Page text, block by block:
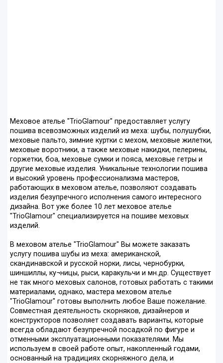
Меховое ателье "TrioGlamour" предоставляет услугу
пошива всевозможных изделий из меха: шубы, полушубки,
меховые пальто, зимние куртки с мехом, меховые жилетки,
меховые воротники, а также меховые накидки, пелерины,
горжетки, боа, меховые сумки и пояса, меховые гетры и
другие меховые изделия. Уникальные технологии пошива
и высокий уровень профессионализма мастеров,
работающих в меховом ателье, позволяют создавать
изделия безупречного исполнения самого интересного
дизайна. Вот уже более 10 лет меховое ателье
"TrioGlamour" специализируется на пошиве меховых
изделий.
В меховом ателье "TrioGlamour" Вы можете заказать
услугу пошива шубы из меха: американской,
скандинавской и русской норки, лисы, чернобурки,
шиншиллы, ку¬ницы, рыси, каракульчи и мн.др. Существует
не так много меховых салонов, готовых работать с такими
материалами, однако, мастера меховом ателье
"TrioGlamour" готовы выполнить любое Ваше пожелание.
Совместная деятельность скорняков, дизайнеров и
конструкторов позволяет создавать варианты, которые
всегда обладают безупречной посадкой по фигуре и
отменными эксплуатационными показателями. Мы
используем в своей работе опыт, накопленный годами,
основанный на традициях скорняжного дела, и